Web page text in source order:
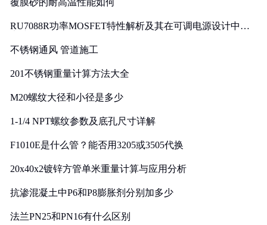
覆膜砂的耐高温性能如何
RU7088R功率MOSFET特性解析及其在可调电源设计中的
不锈钢通风 管道施工
201不锈钢重量计算方法大全
M20螺纹大径和小径是多少
1-1/4 NPT螺纹参数及底孔尺寸详解
F1010E是什么管？能否用3205或3505代换
20x40x2镀锌方管单米重量计算与应用分析
抗渗混凝土中P6和P8膨胀剂分别加多少
法兰PN25和PN16有什么区别